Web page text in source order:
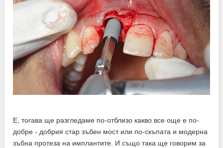
Е, тогава ще разгледаме по-отблизо какво все още е по-
добре - добрия стар зъбен мост или по-скъпата и модерна
зъбна протеза на имплантите. И също така ще говорим за